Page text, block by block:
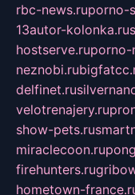
rbc-news.ruporno-
13autor-kolonka.ru
hostserve.ruporno-
neznobi.ru
delfinet.ru
velotrenajery.ru
show-pets.ru
miraclecoon.ru
firehunters.ru
hometown-